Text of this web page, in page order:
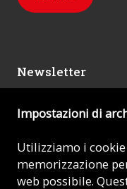
Newsletter
Mi iscrivo
© 2026 - AIUTO ALLA
Impostazioni di
Utilizziamo i
memorizzazione
web possibile.